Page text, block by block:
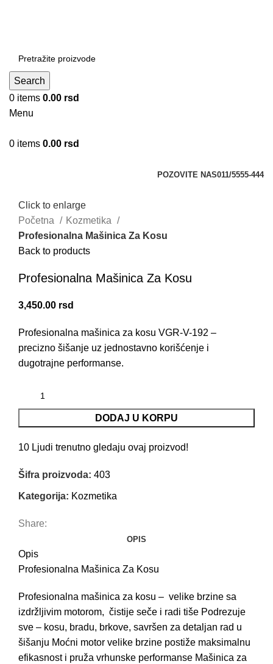
Search
0 items 0.00 rsd
Menu
0 items 0.00 rsd
POZOVITE NAS011/5555-444
Click to enlarge
Početna
Kozmetika
Profesionalna Mašinica Za Kosu
Back to products
Profesionalna Mašinica Za Kosu
3,450.00 rsd
Profesionalna mašinica za kosu VGR-V-192 –
precizno šišanje uz jednostavno korišćenje i
dugotrajne performanse.
DODAJ U KORPU
10 Ljudi trenutno gledaju ovaj proizvod!
Šifra proizvoda: 403
Kategorija: Kozmetika
Share:
OPIS
Opis
Profesionalna Mašinica Za Kosu
Profesionalna mašinica za kosu – velike brzine sa
izdržljivim motorom, čistije seče i radi tiše Podrezuje
sve – kosu, bradu, brkove, savršen za detaljan rad u
šišanju Moćni motor velike brzine postiže maksimalnu
efikasnost i pruža vrhunske performanse Mašinica za